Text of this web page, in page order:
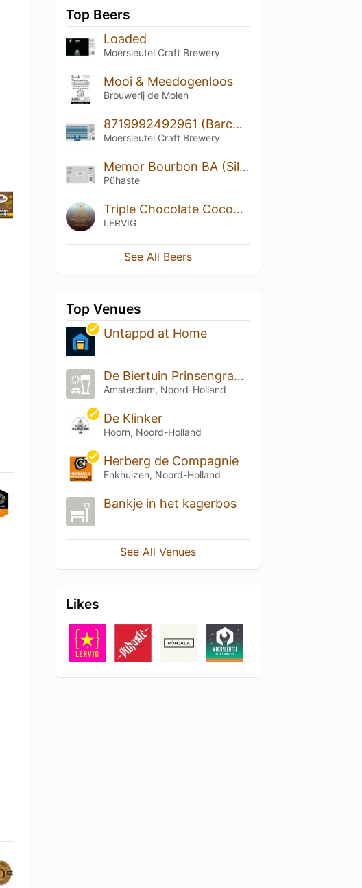
Top Beers
Loaded
Moersleutel Craft Brewery
Mooi & Meedogenloos
Brouwerij de Molen
8719992492961 (Barcode Platinum & Blue)
Moersleutel Craft Brewery
Memor Bourbon BA (Silver Series)
Pühaste
Triple Chocolate Coconut By Rackhouse
LERVIG
See All Beers
Top Venues
Untappd at Home
De Biertuin Prinsengracht
Amsterdam, Noord-Holland
De Klinker
Hoorn, Noord-Holland
Herberg de Compagnie
Enkhuizen, Noord-Holland
Bankje in het kagerbos
See All Venues
Likes